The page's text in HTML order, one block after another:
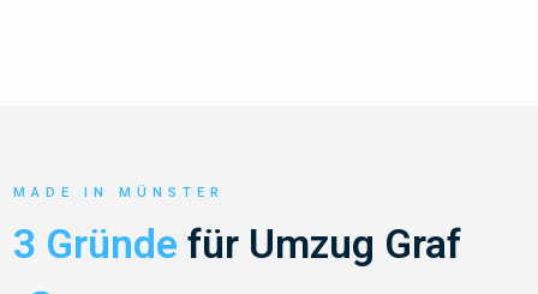
MADE IN MÜNSTER
3 Gründe für Umzug Graf